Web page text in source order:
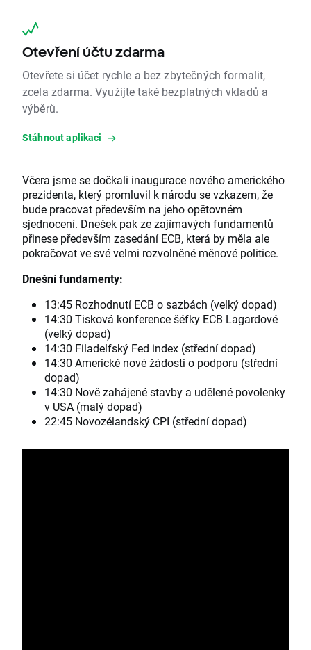
Otevření účtu zdarma
Otevřete si účet rychle a bez zbytečných formalit,
zcela zdarma. Využijte také bezplatných vkladů a
výběrů.
Stáhnout aplikaci
Včera jsme se dočkali inaugurace nového amerického
prezidenta, který promluvil k národu se vzkazem, že
bude pracovat především na jeho opětovném
sjednocení. Dnešek pak ze zajímavých fundamentů
přinese především zasedání ECB, která by měla ale
pokračovat ve své velmi rozvolněné měnové politice.
Dnešní fundamenty:
13:45 Rozhodnutí ECB o sazbách (velký dopad)
14:30 Tisková konference šéfky ECB Lagardové
(velký dopad)
14:30 Filadelfský Fed index (střední dopad)
14:30 Americké nové žádosti o podporu (střední
dopad)
14:30 Nově zahájené stavby a udělené povolenky
v USA (malý dopad)
22:45 Novozélandský CPI (střední dopad)